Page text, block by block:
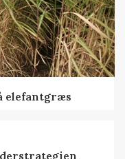
elefantgræs